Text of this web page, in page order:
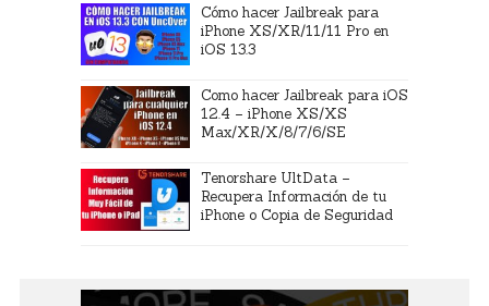
Cómo hacer Jailbreak para
iPhone XS/XR/11/11 Pro en
iOS 13.3
Como hacer Jailbreak para iOS
12.4 – iPhone XS/XS
Max/XR/X/8/7/6/SE
Tenorshare UltData –
Recupera Información de tu
iPhone o Copia de Seguridad